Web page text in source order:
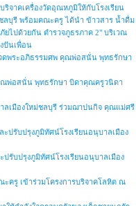
จาคเครื่องวัดอุณหภูมิให้กับโรงเรียน
ชลบุรี พร้อมคณะครู ได้นำ ข้าวสาร น้ำดื่ม
ยไปด้วยกัน ตำรวจภูธรภาค 2" บริเวณ
ปันเพื่อน
ดพระอภิธรรมศพ คุณพ่อสนั่น พุทธรักษา
ณพ่อสนั่น พุทธรักษา บิดาคุณครูวนิดา
ลเมืองใหม่ชลบุรี ร่วมฌาปนกิจ คุณแม่ศรี
ปรับปรุงภูมิทัศน์โรงเรียนอนุบาลเมือง
รับปรุงภูมิทัศน์โรงเรียนอนุบาลเมือง
ครู เข้าร่วมโครงการบริจาคโลหิต ณ